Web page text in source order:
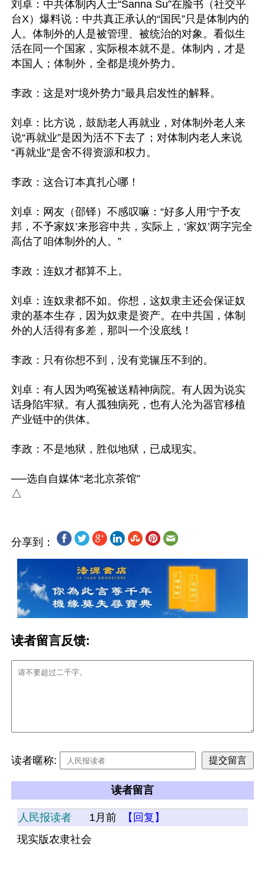
刘卓：中共体制内人士“Sanna Su”在脸书（社交平
台X）爆料说：中共真正承认的“国民”只是体制内的
人。体制外的人是被管理、被统治的对象。看似生
活在同一个国家，实际根本就不是。体制内，才是
本国人；体制外，全都是境外势力。
李政：这是对“境外势力”最具启发性的解释。
刘卓：比方说，鼓励老人再就业，对体制外老人来
说“再就业”是因为活不下去了；对体制内老人来说
“再就业”是舍不得资源和权力。
李政：这合订本真扎心哪！
刘卓：网友（邵铎）不感叹嘛：“好多人用‘宁予友
邦，不予家奴’来形容中共，实际上，‘家奴’两字完全
高估了咱体制外的人。”
李政：连奴才都算不上。
刘卓：连奴隶都不如。你想，这奴隶主还会保证奴
隶的基本生存，因为奴隶是资产。在中共国，体制
外的人活得有多差，那叫一个没底线！
李政：只有你想不到，没有党辗压不到的。
刘卓：有人因为鸣冤被送精神病院。有人因为说实
话身陷牢狱。有人孤独病死，也有人沦为器官移植
产业链中的供体。
李政：不是地狱，胜似地狱，已成现实。
──选自自媒体“老北京茶馆”
分享到：
读者留言反馈:
读者暱称:
读者留言
人民报读者 1月前
【回复】
现实版农隶社会